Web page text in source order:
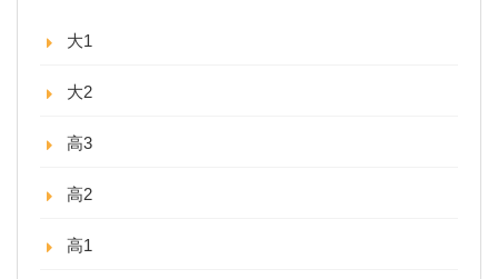
大1
大2
高3
高2
高1